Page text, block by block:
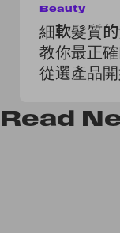
Beauty
細軟髮質
教你最正
從選產品
Read